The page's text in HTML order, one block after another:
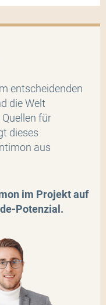
entscheidenden
die Welt
für
dieses
aus
im Projekt auf
Potenzial.